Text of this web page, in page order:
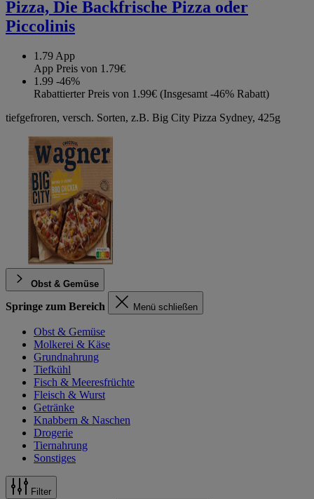
Pizza, Die Backfrische Pizza oder
Piccolinis
1.79 App
App Preis von 1.79€
1.99 -46%
Rabattierter Preis von 1.99€ (Insgesamt -46% Rabatt)
tiefgefroren, versch. Sorten, z.B. Big City Pizza Sydney, 425g
Obst & Gemüse
Springe zum Bereich Menü schließen
Obst & Gemüse
Molkerei & Käse
Grundnahrung
Tiefkühl
Fisch & Meeresfrüchte
Fleisch & Wurst
Getränke
Knabbern & Naschen
Drogerie
Tiernahrung
Sonstiges
Filter